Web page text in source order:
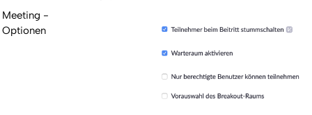
Meeting -
Optionen